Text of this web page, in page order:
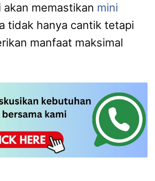
akan memastikan mini
tidak hanya cantik tetapi
manfaat maksimal